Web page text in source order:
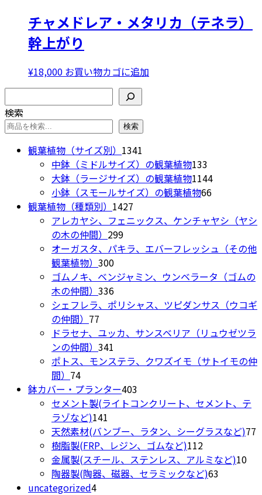
ま
プ
ン
は
商
品
ペ
ー
ジ
ら
択
き
す
バ
リ
シ
あ
ま
す。
オ
プ
ョ
は
品
ー
か
選
き
す
品
に
数
の
バ
リ
エ
ー
シ
ョ
ン
あ
ま
オ
シ
ン
商
ペ
ー
か
ら
選
択
チャメドレア・メタリカ（テネラ）
幹上がり
¥18,000 お買い物カゴに追加
検索
検索
観葉植物（サイズ別） 1341
個
の
商
中鉢（ミドルサイズ）の観葉植物133
個
の
品
大鉢（ラージサイズ）の観葉植物11441144
商
小鉢（スモールサイズ）の観葉植物6666
の
品
観葉植物（種類別） 1427
個
商
アレカヤシ、フェニックス、ケンチャヤシ（ヤシ
の木の仲間） 299299
個
商
オーガスタ、パキラ、エバーフレッシュ（その他
観葉植物） 300300
個
の
商
ゴムノキ、ベンジャミン、ウンベラータ（ゴムの
木の仲間） 336336
個
商
シェフレラ、ポリシャス、ツピダンサス（ウコギ
の仲間） 77
個
の
商
ドラセナ、ユッカ、サンスベリア（リュウゼツラ
ンの仲間） 341
個
商
品
ポトス、モンステラ、クワズイモ（サトイモの仲
間） 7474
個
の
商
品
鉢カバー・プランター403
個
商
品
セメント製(ライトコンクリート、セメント、テ
ラゾなど)141
個
の
商
品
天然素材(バンブー、ラタン、シーグラスなど)77
樹脂製(FRP、レジン、ゴムなど)112112
個
の
金属製(スチール、ステンレス、アルミなど)1010
陶器製(陶器、磁器、セラミックなど)63
uncategorized44